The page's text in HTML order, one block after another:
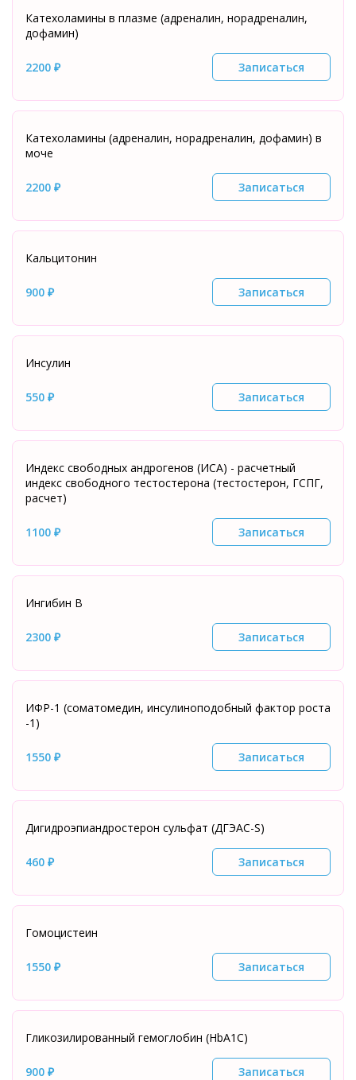
Катехоламины в плазме (адреналин, норадреналин,
дофамин)
2200 ₽ Записаться
Катехоламины (адреналин, норадреналин, дофамин) в
моче
2200 ₽ Записаться
Кальцитонин
900 ₽ Записаться
Инсулин
550 ₽ Записаться
Индекс свободных андрогенов (ИСА) - расчетный
индекс свободного тестостерона (тестостерон, ГСПГ,
расчет)
1100 ₽ Записаться
Ингибин В
2300 ₽ Записаться
ИФР-1 (соматомедин, инсулиноподобный фактор роста
-1)
1550 ₽ Записаться
Дигидроэпиандростерон сульфат (ДГЭАС-S)
460 ₽ Записаться
Гомоцистеин
1550 ₽ Записаться
Гликозилированный гемоглобин (HbA1C)
900 ₽ Записаться